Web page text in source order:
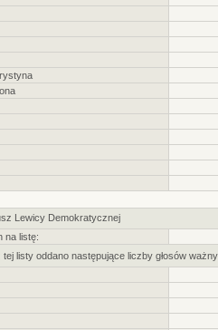
Lewicy Demokratycznej
na listę:
listy oddano następujące liczby głosów